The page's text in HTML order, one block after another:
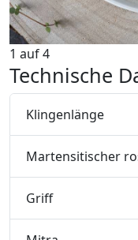
1 auf4
Technische
Klingenlänge
Martensitischer
Griff